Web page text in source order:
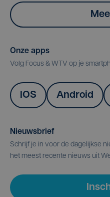
Onze apps
Volg Focus & WTV op je
IOS Android
Nieuwsbrief
Schrijf je in voor de dagelijkse
het meest recente nieuws uit